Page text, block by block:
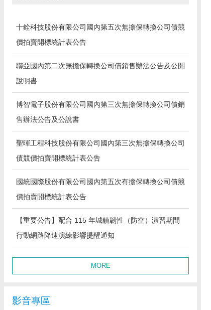
十銓科技股份有限公司國內第五次無擔保轉換公司債競
價拍賣開標統計表公告
聯亞國內第二次無擔保轉換公司債銷售辦法公告及公開
說明書
博智電子股份有限公司國內第三次無擔保轉換公司債銷
售辦法公告及公說書
聖暉工程科技股份有限公司國內第三次無擔保轉換公司
債競價拍賣開標統計表公告
國統國際股份有限公司國內第五次有擔保轉換公司債競
價拍賣開標統計表公告
【重要公告】配合 115 年城鎮韌性（防空）演習期間
行動網路降速演練影響提醒通知
MORE
影音專區